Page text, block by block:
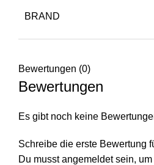
BRAND
Bewertungen (0)
Bewertungen
Es gibt noch keine
Schreibe die erste Bewertung
Du musstangemeldetsein, um